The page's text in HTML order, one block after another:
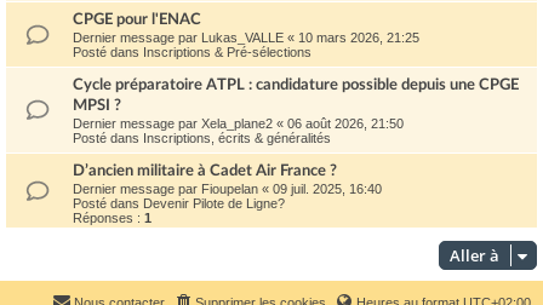
CPGE pour l'ENAC
Dernier message par Lukas_VALLE « 10 mars 2026, 21:25
Posté dans Inscriptions & Pré-sélections
Cycle préparatoire ATPL : candidature possible depuis une CPGE
MPSI ?
Dernier message par Xela_plane2 « 06 août 2026, 21:50
Posté dans Inscriptions, écrits & généralités
D’ancien militaire à Cadet Air France ?
Dernier message par Fioupelan « 09 juil. 2025, 16:40
Posté dans Devenir Pilote de Ligne?
Réponses : 1
Aller à